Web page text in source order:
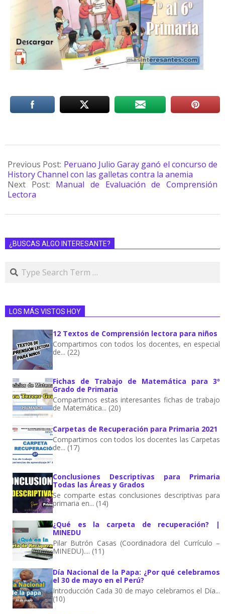
Previous Post: Peruano Julio Garay ganó el concurso de
History Channel con las galletas contra la anemia
Next Post: Manual de Evaluación de Comprensión
Lectora
¿BUSCAS ALGO INTERESANTE?
LOS MÁS VISTOS HOY
12 Textos de Comprensión lectora para niños
Compartimos con todos los docentes, en especial
de... (22)
Fichas de Trabajo de Matemática para 3º
Grado de Primaria
Compartimos estas interesantes fichas de trabajo
de Matemática... (20)
Carpetas de Recuperación para Primaria 2021
Compartimos con todos los docentes las Carpetas
de... (17)
Conclusiones Descriptivas para Primaria
Todas las Áreas y Grados
Se comparte estas conclusiones descriptivas para
primaria en... (14)
¿Qué es la carpeta de recuperación? |
MINEDU
Pilar Butrón Casas (Coordinadora del Currículo –
MINEDU).... (11)
Día Nacional de la Papa: ¿Por qué celebramos
el 30 de mayo en el Perú?
Introducción Cada 30 de mayo celebramos el Día...
(10)